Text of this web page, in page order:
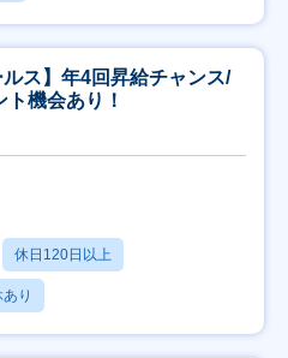
ルス】年4回昇給チャンス/
機会あり！
休日120日以上
り